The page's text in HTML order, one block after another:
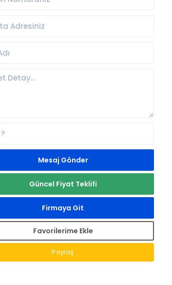
Mesaj Gönder
Güncel Fiyat Teklifi
Firmaya Git
Favorilerime Ekle
Paylaş